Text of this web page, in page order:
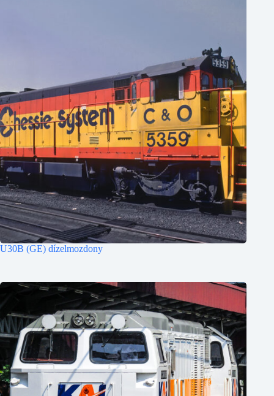
U30B (GE) dízelmozdony